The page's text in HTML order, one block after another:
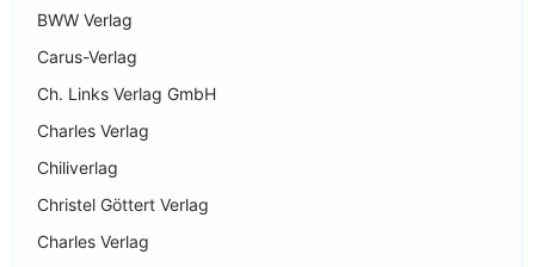
BWW Verlag
Carus-Verlag
Ch. Links Verlag GmbH
Charles Verlag
Chiliverlag
Christel Göttert Verlag
Charles Verlag